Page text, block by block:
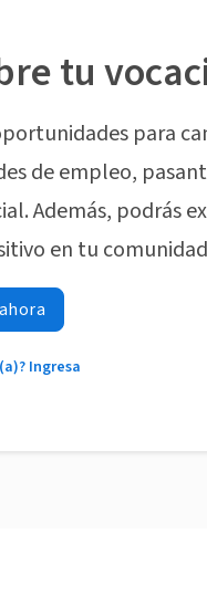
tu
para
de empleo,
Además, podrás
en tu
Ingresa